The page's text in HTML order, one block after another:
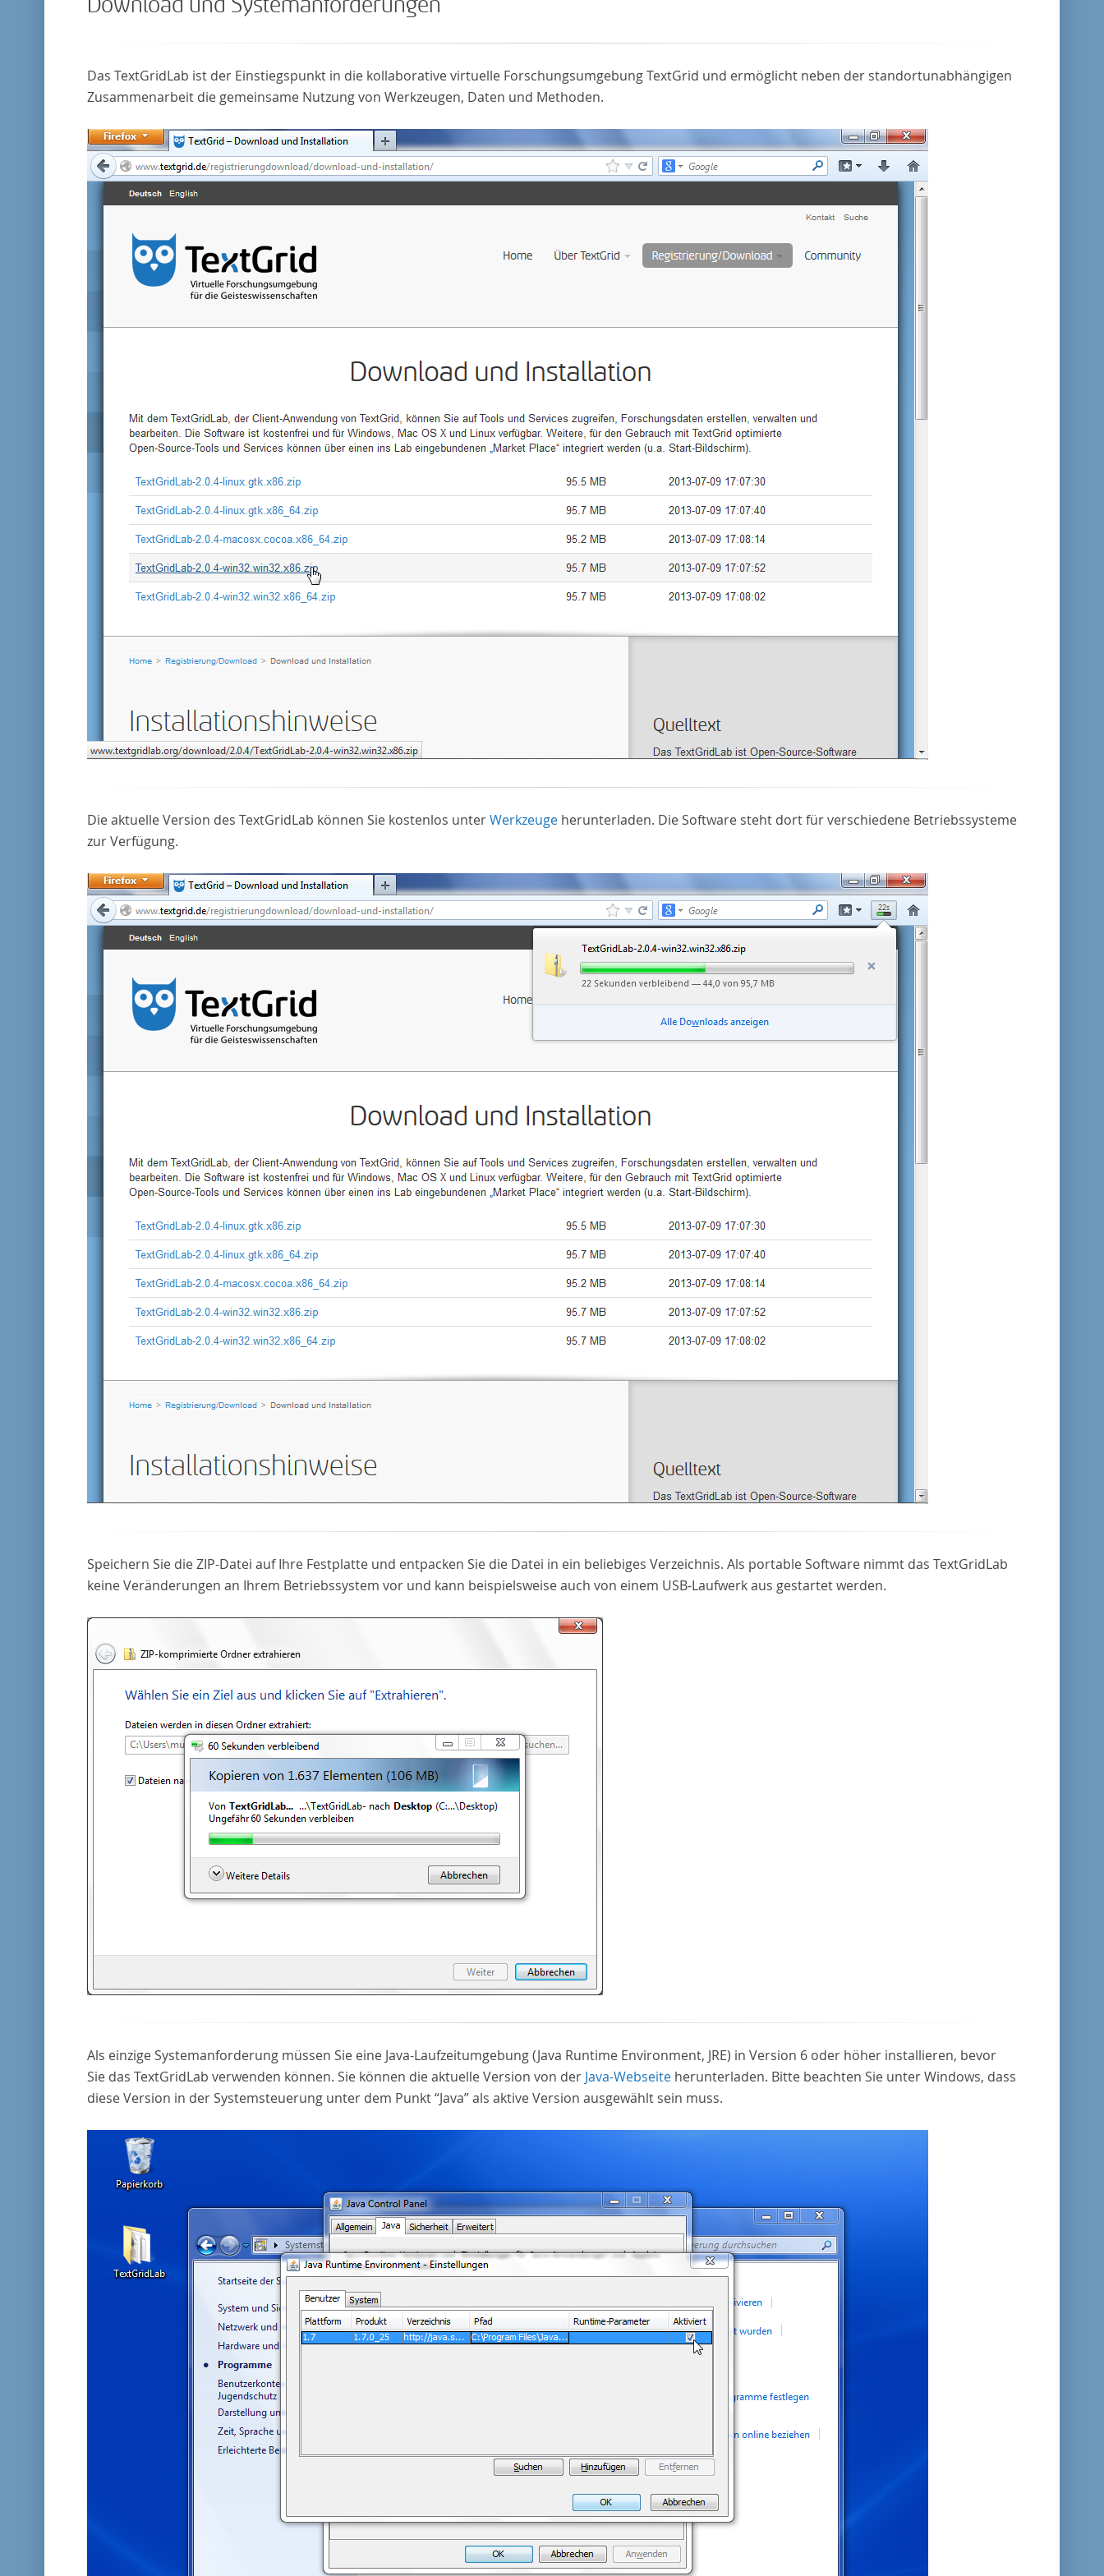
Download und Systemanforderungen
Das TextGridLab ist der Einstiegspunkt in die kollaborative virtuelle Forschungsumgebung TextGrid und ermöglicht neben der standortunabhängigen
Zusammenarbeit die gemeinsame Nutzung von Werkzeugen, Daten und Methoden.
Die aktuelle Version des TextGridLab können Sie kostenlos unterWerkzeugeherunterladen. Die Software steht dort für verschiedene Betriebssysteme
zur Verfügung.
Speichern Sie die ZIP-Datei auf Ihre Festplatte und entpacken Sie die Datei in ein beliebiges Verzeichnis. Als portable Software nimmt das TextGridLab
keine Veränderungen an Ihrem Betriebssystem vor und kann beispielsweise auch von einem USB-Laufwerk aus gestartet werden.
Als einzige Systemanforderung müssen Sie eine Java-Laufzeitumgebung (Java Runtime Environment, JRE) in Version 6 oder höher installieren, bevor
Sie das TextGridLab verwenden können. Sie können die aktuelle Version von der Java-Webseiteherunterladen. Bitte beachten Sie unter Windows, dass
diese Version in der Systemsteuerung unter dem Punkt “Java” als aktive Version ausgewählt sein muss.